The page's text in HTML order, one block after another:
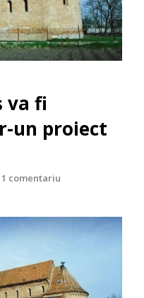
va fi
un proiect
1 comentariu